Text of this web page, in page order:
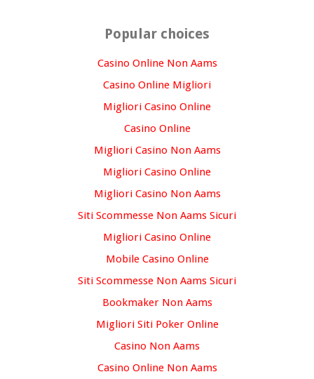
Popular choices
Casino Online Non Aams
Casino Online Migliori
Migliori Casino Online
Casino Online
Migliori Casino Non Aams
Migliori Casino Online
Migliori Casino Non Aams
Siti Scommesse Non Aams Sicuri
Migliori Casino Online
Mobile Casino Online
Siti Scommesse Non Aams Sicuri
Bookmaker Non Aams
Migliori Siti Poker Online
Casino Non Aams
Casino Online Non Aams